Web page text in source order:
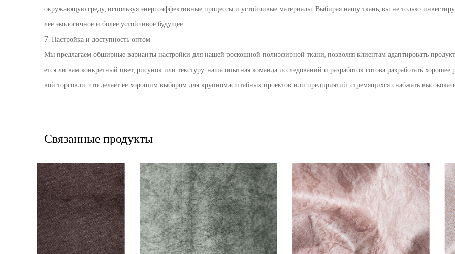
окружающую среду, используя энергоэффективные процессы и устойчивые материалы. Выбирая нашу ткань, вы не только
лее экологичное и более устойчивое будущее.
7. Настройка и доступность оптом
Мы предлагаем обширные варианты настройки для нашей роскошной полиэфирной ткани, позволяя клиентам адаптировать
ется ли вам конкретный цвет, рисунок или текстуру, наша опытная команда исследований и разработок готова разработать
вой торговли, что делает ее хорошим выбором для крупномасштабных проектов или предприятий, стремящихся снабжать
Связанные продукты